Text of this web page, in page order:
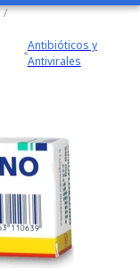
/
Antibióticos y
Antivirales